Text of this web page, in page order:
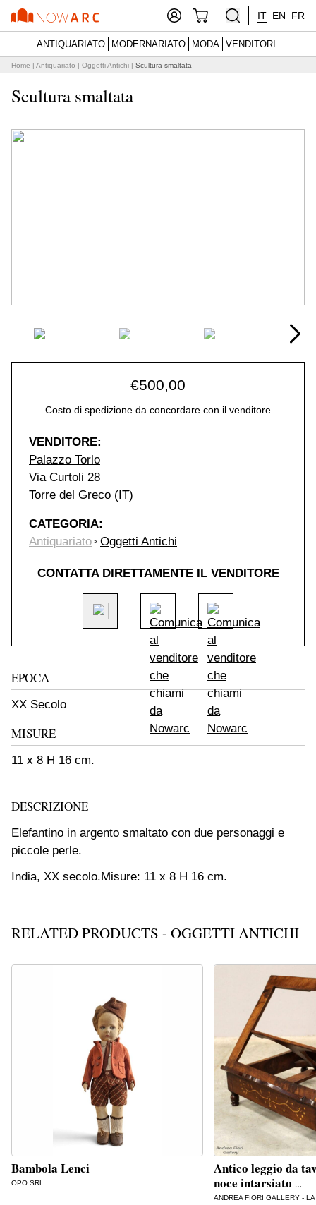
IT EN FR
ANTIQUARIATO MODERNARIATO MODA VENDITORI
Home | Antiquariato | Oggetti Antichi | Scultura smaltata
Scultura smaltata
€500,00
Costo di spedizione da concordare con il venditore
VENDITORE:
Palazzo Torlo
Via Curtoli 28
Torre del Greco (IT)
CATEGORIA:
Antiquariato
Oggetti Antichi
CONTATTA DIRETTAMENTE IL VENDITORE
EPOCA
XX Secolo
MISURE
11 x 8 H 16 cm.
DESCRIZIONE
Elefantino in argento smaltato con due personaggi e
piccole perle.
India, XX secolo.Misure: 11 x 8 H 16 cm.
RELATED PRODUCTS - OGGETTI ANTICHI
Bambola Lenci
OPO SRL
Antico leggio da
noce intarsiato …
ANDREA FIORI GALLERY -